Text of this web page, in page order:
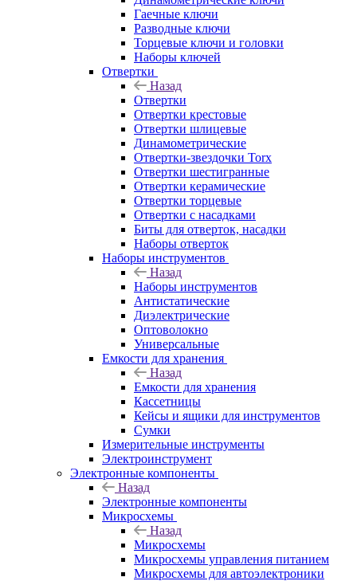
Гаечные ключи
Разводные ключи
Торцевые ключи и головки
Наборы ключей
Отвертки
Назад
Отвертки
Отвертки крестовые
Отвертки шлицевые
Динамометрические
Отвертки-звездочки Torx
Отвертки шестигранные
Отвертки керамические
Отвертки торцевые
Отвертки с насадками
Биты для отверток, насадки
Наборы отверток
Наборы инструментов
Назад
Наборы инструментов
Антистатические
Диэлектрические
Оптоволокно
Универсальные
Емкости для хранения
Назад
Емкости для хранения
Кассетницы
Кейсы и ящики для инструментов
Сумки
Измерительные инструменты
Электроинструмент
Электронные компоненты
Назад
Электронные компоненты
Микросхемы
Назад
Микросхемы
Микросхемы управления питанием
Микросхемы для автоэлектроники